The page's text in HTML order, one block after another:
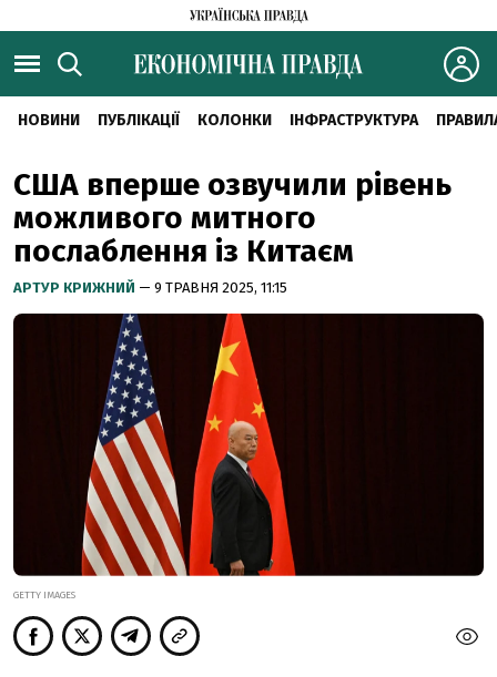
НОВИНИ ПУБЛІКАЦІЇ КОЛОНКИ ІНФРАСТРУКТУРА
США вперше озвучили рівень
можливого митного
послаблення із Китаєм
АРТУР КРИЖНИЙ — 9 ТРАВНЯ 2025, 11:15
GETTY IMAGES